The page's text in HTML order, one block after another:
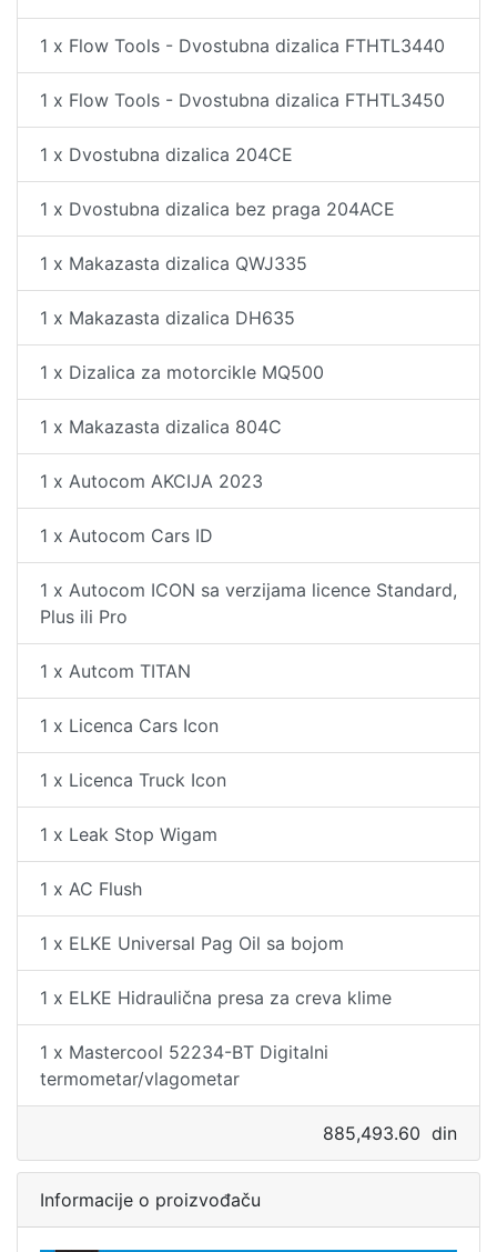
1 x Flow Tools - Dvostubna dizalica FTHTL3440
1 x Flow Tools - Dvostubna dizalica FTHTL3450
1 x Dvostubna dizalica 204CE
1 x Dvostubna dizalica bez praga 204ACE
1 x Makazasta dizalica QWJ335
1 x Makazasta dizalica DH635
1 x Dizalica za motorcikle MQ500
1 x Makazasta dizalica 804C
1 x Autocom AKCIJA 2023
1 x Autocom Cars ID
1 x Autocom ICON sa verzijama licence Standard,
Plus ili Pro
1 x Autcom TITAN
1 x Licenca Cars Icon
1 x Licenca Truck Icon
1 x Leak Stop Wigam
1 x AC Flush
1 x ELKE Universal Pag Oil sa bojom
1 x ELKE Hidraulična presa za creva klime
1 x Mastercool 52234-BT Digitalni
termometar/vlagometar
885,493.60 din
Informacije o proizvođaču